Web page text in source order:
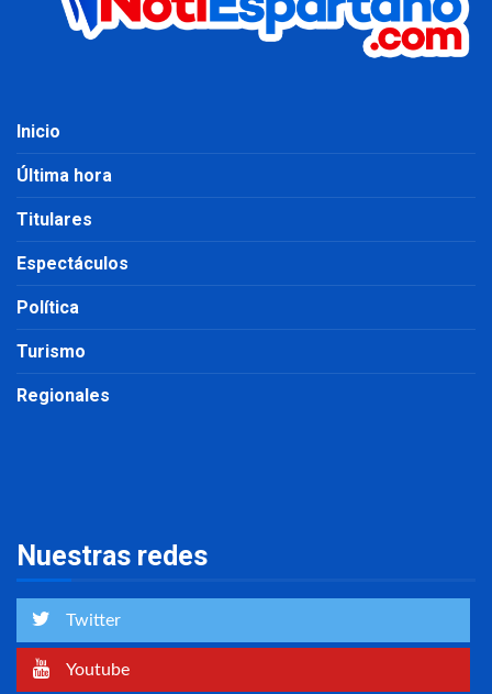
Inicio
Última hora
Titulares
Espectáculos
Política
Turismo
Regionales
Nuestras redes
Twitter
Youtube